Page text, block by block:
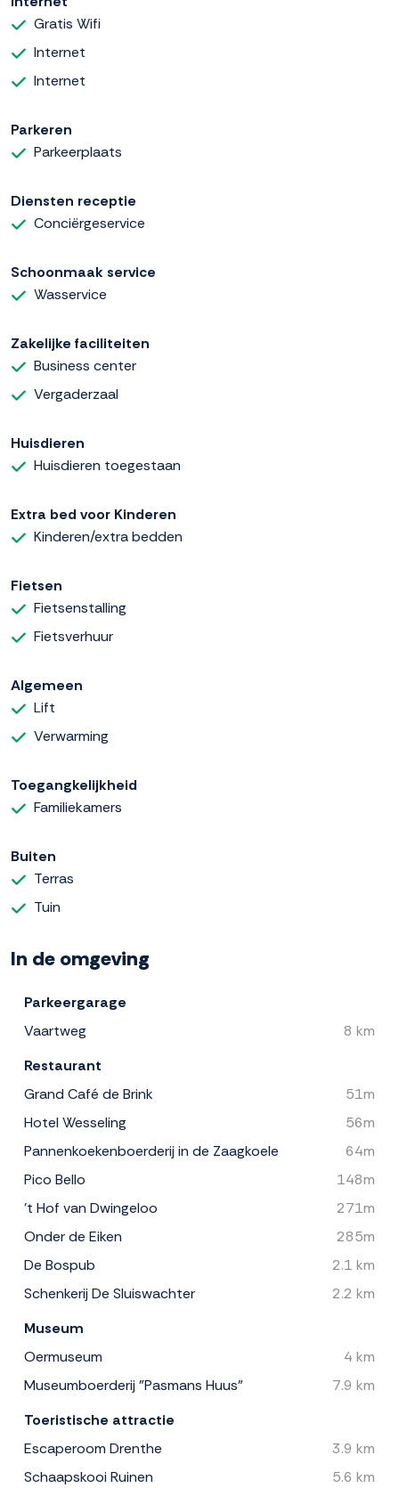
Gratis Wifi
Internet
Internet
Parkeren
Parkeerplaats
Diensten receptie
Conciërgeservice
Schoonmaak service
Wasservice
Zakelijke faciliteiten
Business center
Vergaderzaal
Huisdieren
Huisdieren toegestaan
Extra bed voor Kinderen
Kinderen/extra bedden
Fietsen
Fietsenstalling
Fietsverhuur
Algemeen
Lift
Verwarming
Toegangkelijkheid
Familiekamers
Buiten
Terras
Tuin
In de omgeving
Parkeergarage
Vaartweg
8 km
Restaurant
Grand Café de Brink
51m
Hotel Wesseling
56m
Pannenkoekenboerderij in de Zaagkoele
64m
Pico Bello
148m
't Hof van Dwingeloo
271m
Onder de Eiken
285m
De Bospub
2.1 km
Schenkerij De Sluiswachter
2.2 km
Museum
Oermuseum
4 km
Museumboerderij "Pasmans Huus"
7.9 km
Toeristische attractie
Escaperoom Drenthe
3.9 km
Schaapskooi Ruinen
5.6 km